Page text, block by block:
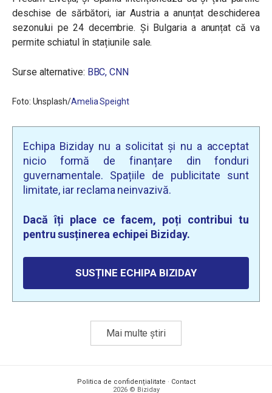
deschise de sărbători, iar Austria a anunțat deschiderea
sezonului pe 24 decembrie. Și Bulgaria a anunțat că va
permite schiatul în stațiunile sale.
Surse alternative: BBC, CNN
Foto: Unsplash/Amelia Speight
Echipa Biziday nu a solicitat și nu a acceptat
nicio formă de finanțare din fonduri
guvernamentale. Spațiile de publicitate sunt
limitate, iar reclama neinvazivă.
Dacă îți place ce facem, poți contribui tu
pentru susținerea echipei Biziday.
SUSȚINE ECHIPA BIZIDAY
Mai multe știri
Politica de confidențialitate · Contact
2026 © Biziday